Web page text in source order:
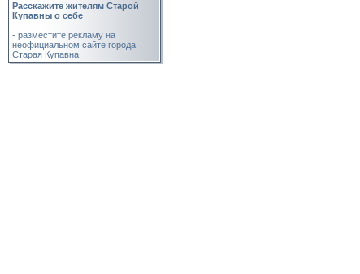
Расскажите жителям Старой
Купавны о себе
- разместите рекламу на
неофициальном сайте города
Старая Купавна